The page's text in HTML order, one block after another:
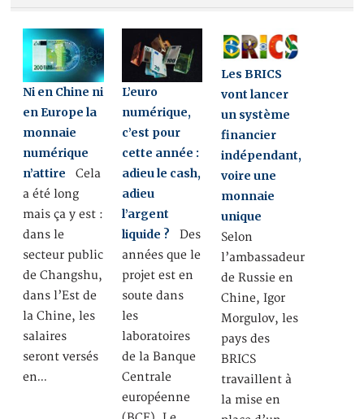
Ni en Chine ni
en Europe la
monnaie
numérique
n’attire Cela
a été long
mais ça y est :
dans le
secteur public
de Changshu,
dans l’Est de
la Chine, les
salaires
seront versés
en…
L’euro
numérique,
c’est pour
cette année :
adieu le cash,
adieu
l’argent
liquide ? Des
années que le
projet est en
soute dans
les
laboratoires
de la Banque
Centrale
européenne
Les BRICS
vont lancer
un système
financier
indépendant,
voire une
monnaie
unique
Selon
l’ambassadeur
de Russie en
Chine, Igor
Morgulov, les
pays des
BRICS
travaillent à
la mise en